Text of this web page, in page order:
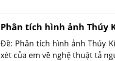
Phân tích hình ảnh Thúy
Đề: Phân tích hình ảnh Thúy
xét của em về nghệ thuật tả